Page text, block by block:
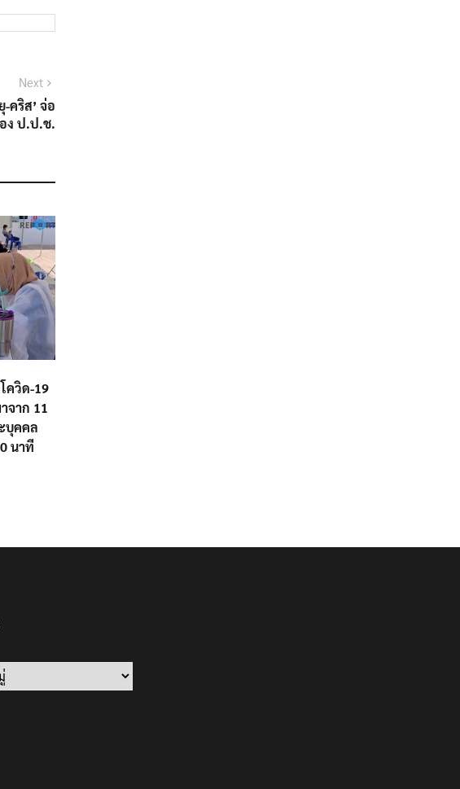
Next
-คริส’ จ่อ
ง ป.ป.ช.
ควิด-19
จาก 11
บุคคล
นาที